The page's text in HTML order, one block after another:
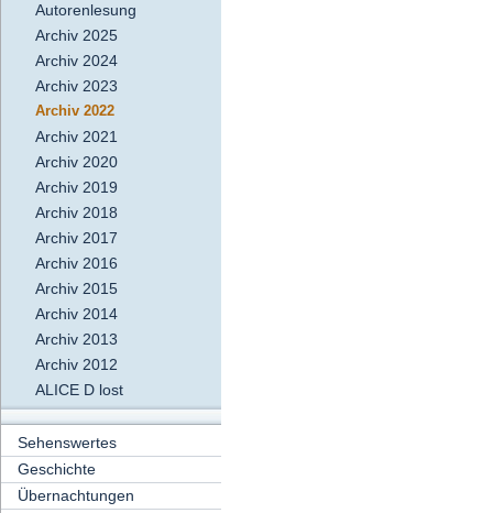
Autorenlesung
Archiv 2025
Archiv 2024
Archiv 2023
Archiv 2022
Archiv 2021
Archiv 2020
Archiv 2019
Archiv 2018
Archiv 2017
Archiv 2016
Archiv 2015
Archiv 2014
Archiv 2013
Archiv 2012
ALICE D lost
Sehenswertes
Geschichte
Übernachtungen